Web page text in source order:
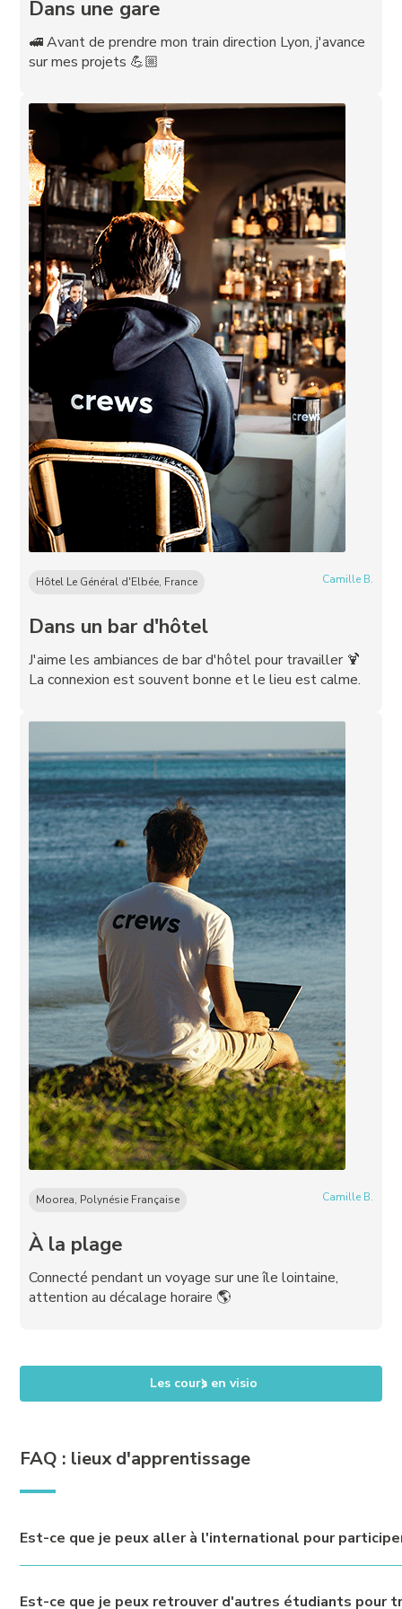
Dans une gare
🚅 Avant de prendre mon train direction Lyon, j'avance
sur mes projets 💪🏼
Hôtel Le Général d'Elbée, France Camille B.
Dans un bar d'hôtel
J'aime les ambiances de bar d'hôtel pour travailler 🍹
La connexion est souvent bonne et le lieu est calme.
Moorea, Polynésie Française Camille B.
À la plage
Connecté pendant un voyage sur une île lointaine,
attention au décalage horaire 🌎
Les cours en visio
FAQ : lieux d'apprentissage
Est-ce que je peux aller à l'international pour
organiser un stage, un séjour ou un départ à l’international
Est-ce que je peux retrouver d'autres étudiants pour